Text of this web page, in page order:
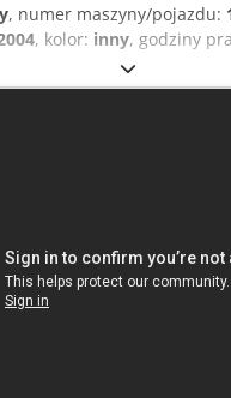
, numer maszyny/pojazdu:
, kolor: inny, godziny
Przeglądaj naszą
zobaczyć różnorodne
więcej opcji niż te
angielskim,
i rosyjskim.
gamę niezawodnych